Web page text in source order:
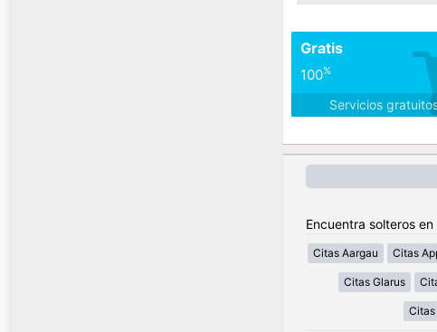
Gratis
100%
Servicios
Encuentra solteros
Citas Aargau Citas
Citas Glarus